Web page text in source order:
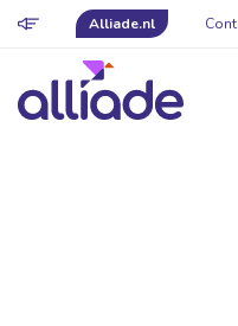
Alliade.nl